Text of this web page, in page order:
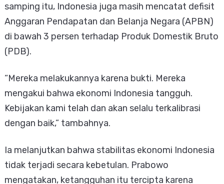
samping itu, Indonesia juga masih mencatat defisit
Anggaran Pendapatan dan Belanja Negara (APBN)
di bawah 3 persen terhadap Produk Domestik Bruto
(PDB).
“Mereka melakukannya karena bukti. Mereka
mengakui bahwa ekonomi Indonesia tangguh.
Kebijakan kami telah dan akan selalu terkalibrasi
dengan baik,” tambahnya.
Ia melanjutkan bahwa stabilitas ekonomi Indonesia
tidak terjadi secara kebetulan. Prabowo
mengatakan, ketangguhan itu tercipta karena